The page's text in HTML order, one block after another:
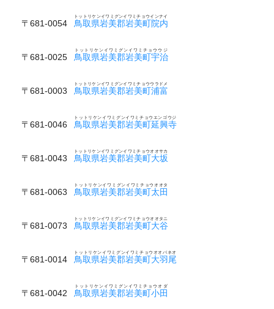
〒681-0054 鳥取県岩美郡岩美町院内
トットリケンイワミグンイワミチョウインナイ
〒681-0025 鳥取県岩美郡岩美町宇治
トットリケンイワミグンイワミチョウウジ
〒681-0003 鳥取県岩美郡岩美町浦富
トットリケンイワミグンイワミチョウウラドメ
〒681-0046 鳥取県岩美郡岩美町延興寺
トットリケンイワミグンイワミチョウエンゴウジ
〒681-0043 鳥取県岩美郡岩美町大坂
トットリケンイワミグンイワミチョウオオサカ
〒681-0063 鳥取県岩美郡岩美町太田
トットリケンイワミグンイワミチョウオオタ
〒681-0073 鳥取県岩美郡岩美町大谷
トットリケンイワミグンイワミチョウオオタニ
〒681-0014 鳥取県岩美郡岩美町大羽尾
トットリケンイワミグンイワミチョウオオバネオ
〒681-0042 鳥取県岩美郡岩美町小田
トットリケンイワミグンイワミチョウオダ